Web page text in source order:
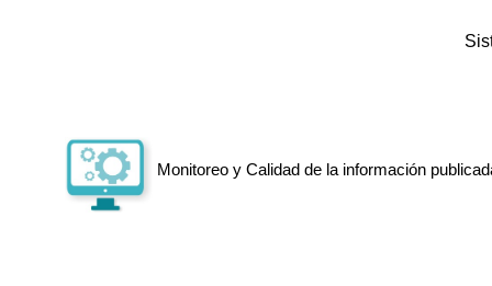
Monitoreo y Calidad de la información